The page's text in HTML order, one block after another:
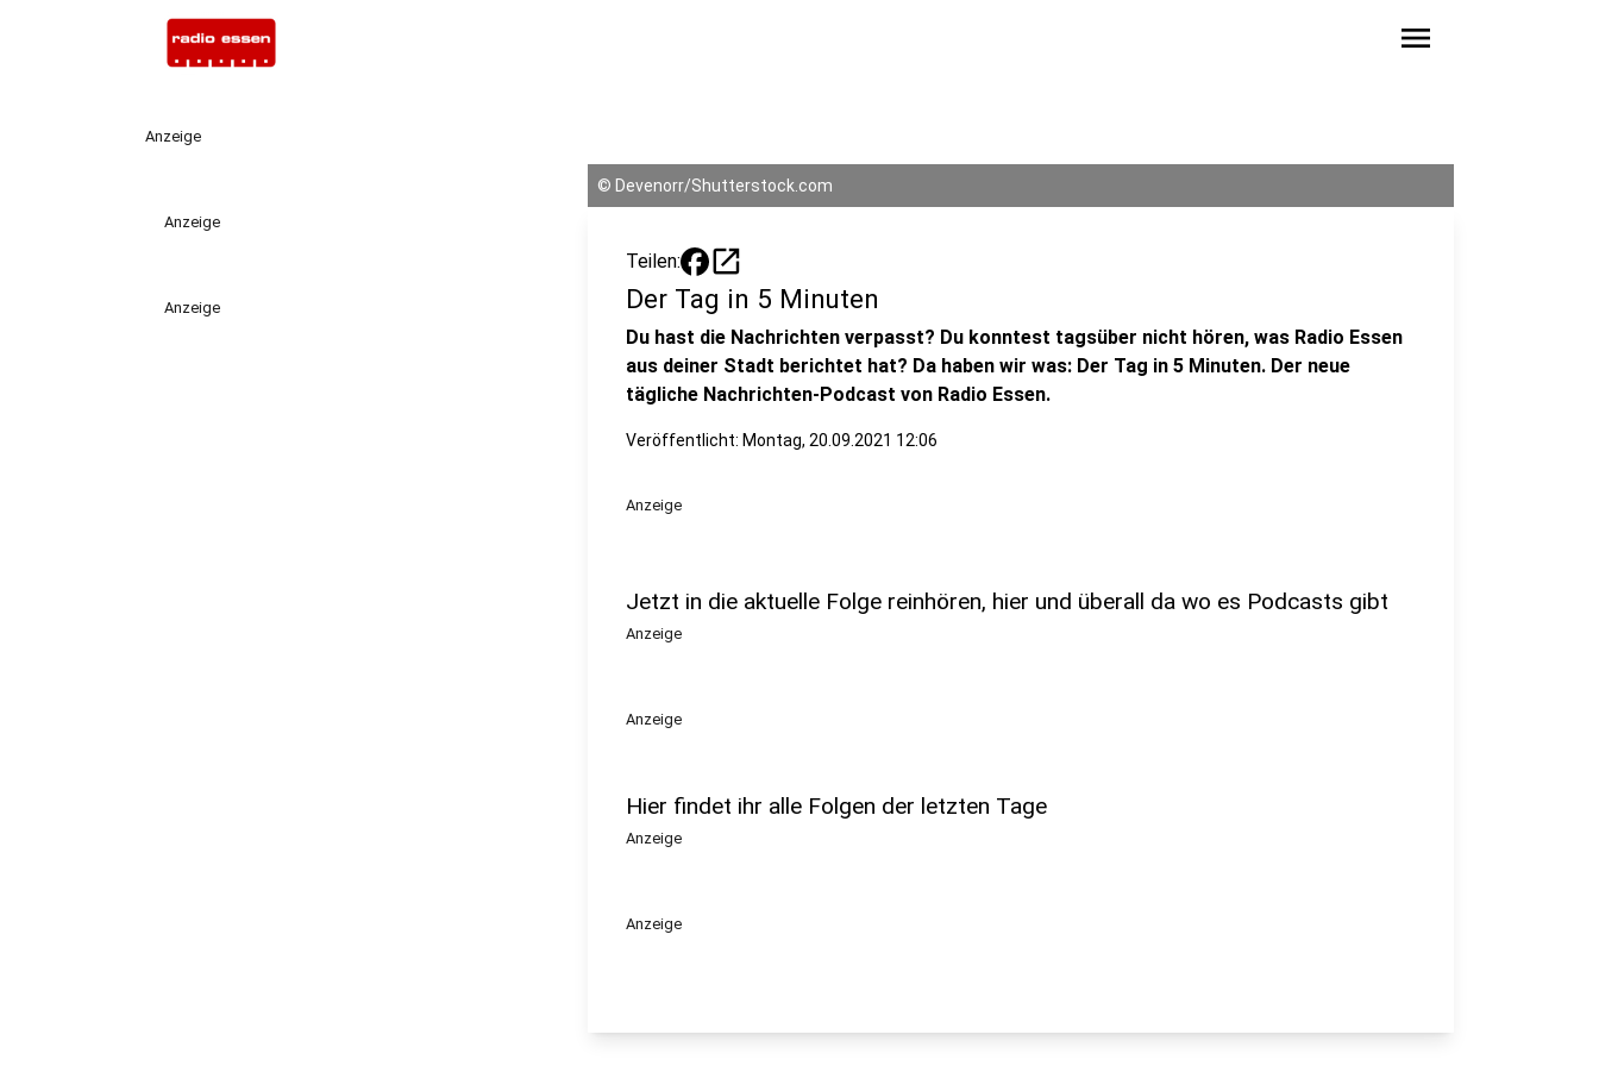
menu
Anzeige
Anzeige
Anzeige
© Devenorr/Shutterstock.com
Teilen: open_in_new
Der Tag in 5 Minuten
Du hast die Nachrichten verpasst? Du konntest tagsüber nicht hören, was Radio Essen
aus deiner Stadt berichtet hat? Da haben wir was: Der Tag in 5 Minuten. Der neue
tägliche Nachrichten-Podcast von Radio Essen.
Veröffentlicht: Montag, 20.09.2021 12:06
Anzeige
Jetzt in die aktuelle Folge reinhören, hier und überall da wo es Podcasts gibt
Anzeige
Anzeige
Hier findet ihr alle Folgen der letzten Tage
Anzeige
Anzeige